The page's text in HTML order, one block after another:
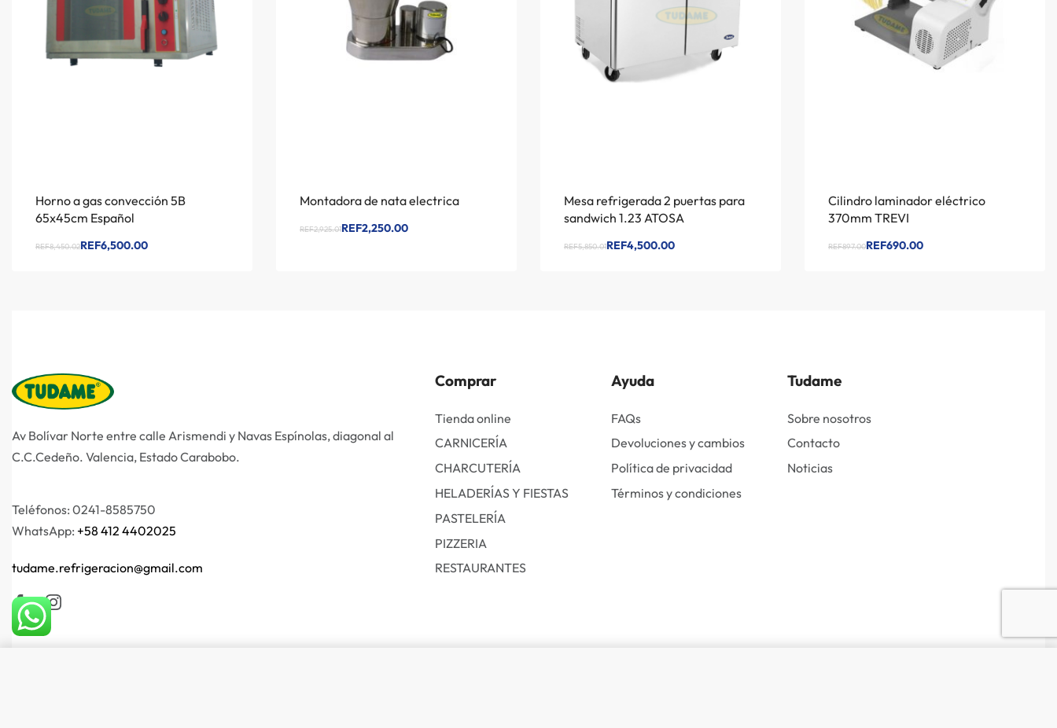
Horno a gas convección 5B
65x45cm Español
REF8,450.02REF6,500.00
Montadora de nata electrica
REF2,925.01REF2,250.00
Mesa refrigerada 2 puertas para
sandwich 1.23 ATOSA
REF5,850.01REF4,500.00
Cilindro laminador eléctrico
370mm TREVI
REF897.00REF690.00
Av Bolívar Norte entre calle Arismendi y Navas Espínolas, diagonal al
C.C.Cedeño. Valencia, Estado Carabobo.
Teléfonos: 0241-8585750
WhatsApp: +58 412 4402025
tudame.refrigeracion@gmail.com
Comprar
Tienda online
CARNICERÍA
CHARCUTERÍA
HELADERÍAS Y FIESTAS
PASTELERÍA
PIZZERIA
RESTAURANTES
Ayuda
FAQs
Devoluciones y cambios
Política de privacidad
Términos y condiciones
Tudame
Sobre nosotros
Contacto
Noticias